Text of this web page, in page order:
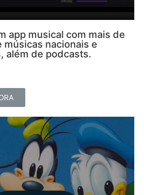
app musical com mais de
músicas nacionais e
além de podcasts.